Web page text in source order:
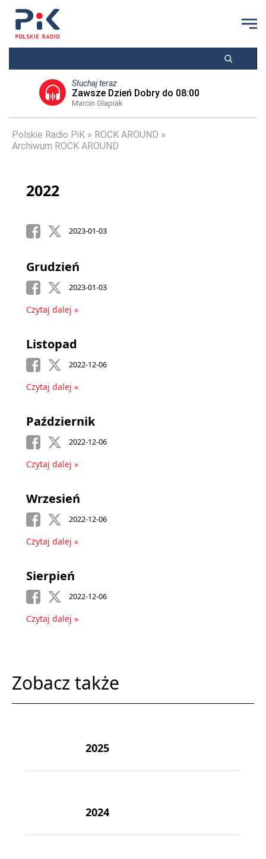
Słuchaj teraz
Zawsze Dzień Dobry do 08:00
Marcin Glapiak
Polskie Radio PiK
ROCK AROUND
Archiwum ROCK AROUND
2022
2023-01-03
Grudzień
2023-01-03
Czytaj dalej »
Listopad
2022-12-06
Czytaj dalej »
Październik
2022-12-06
Czytaj dalej »
Wrzesień
2022-12-06
Czytaj dalej »
Sierpień
2022-12-06
Czytaj dalej »
Zobacz także
2025
2024